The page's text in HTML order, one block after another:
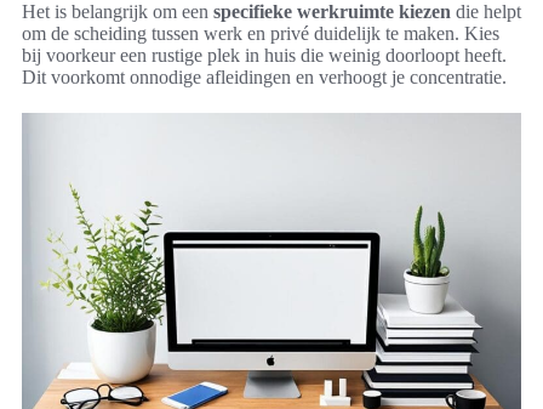
Het is belangrijk om een specifieke werkruimte kiezen die helpt
om de scheiding tussen werk en privé duidelijk te maken. Kies
bij voorkeur een rustige plek in huis die weinig doorloopt heeft.
Dit voorkomt onnodige afleidingen en verhoogt je concentratie.